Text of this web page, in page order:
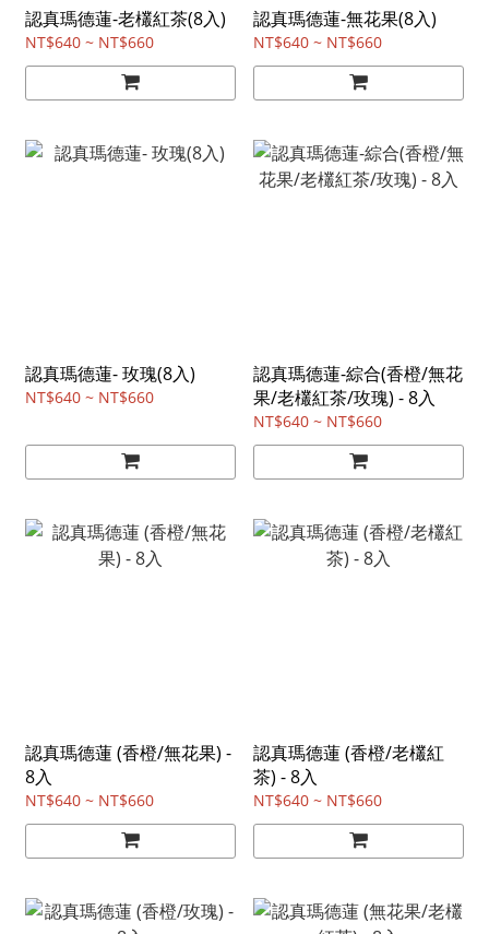
認真瑪德蓮-老欉紅茶(8入)
NT$640 ~ NT$660
認真瑪德蓮-無花果(8入)
NT$640 ~ NT$660
認真瑪德蓮- 玫瑰(8入)
NT$640 ~ NT$660
認真瑪德蓮-綜合(香橙/無花
果/老欉紅茶/玫瑰) - 8入
NT$640 ~ NT$660
認真瑪德蓮 (香橙/無花果) -
8入
NT$640 ~ NT$660
認真瑪德蓮 (香橙/老欉紅
茶) - 8入
NT$640 ~ NT$660